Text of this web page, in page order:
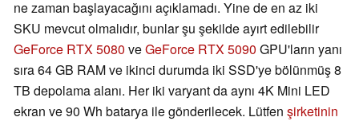
ne zaman başlayacağını açıklamadı. Yine de en az iki
SKU mevcut olmalıdır, bunlar şu şekilde ayırt edilebilir
GeForce RTX 5080 veGeForce RTX 5090 GPU'ların yanı
sıra 64 GB RAM ve ikinci durumda iki SSD'ye bölünmüş 8
TB depolama alanı. Her iki varyant da aynı 4K Mini LED
ekran ve 90 Wh batarya ile gönderilecek. Lütfen şirketinin